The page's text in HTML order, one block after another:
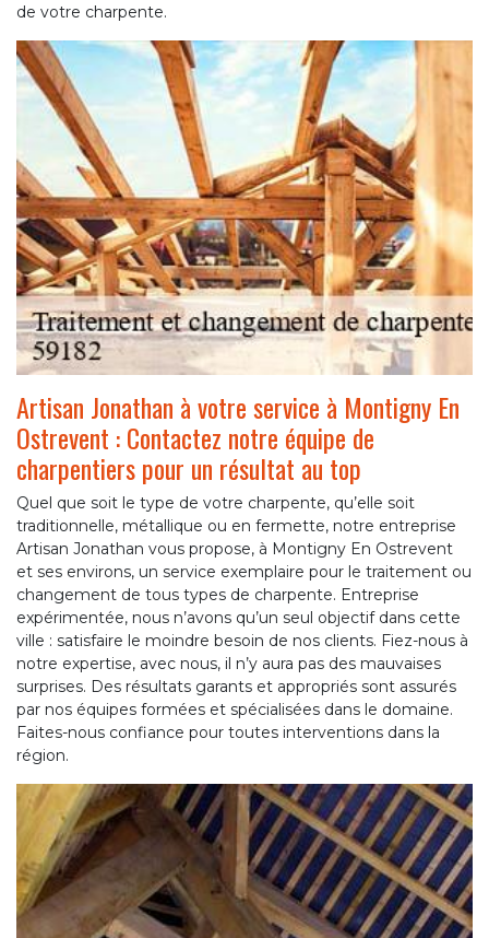
de votre charpente.
Artisan Jonathan à votre service à Montigny En
Ostrevent : Contactez notre équipe de
charpentiers pour un résultat au top
Quel que soit le type de votre charpente, qu’elle soit
traditionnelle, métallique ou en fermette, notre entreprise
Artisan Jonathan vous propose, à Montigny En Ostrevent
et ses environs, un service exemplaire pour le traitement ou
changement de tous types de charpente. Entreprise
expérimentée, nous n’avons qu’un seul objectif dans cette
ville : satisfaire le moindre besoin de nos clients. Fiez-nous à
notre expertise, avec nous, il n’y aura pas des mauvaises
surprises. Des résultats garants et appropriés sont assurés
par nos équipes formées et spécialisées dans le domaine.
Faites-nous confiance pour toutes interventions dans la
région.